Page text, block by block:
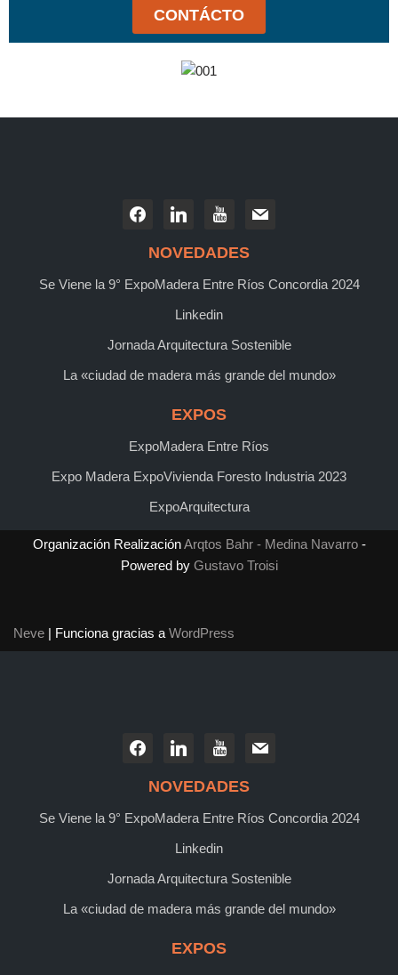
CONTÁCTO
NOVEDADES
Se Viene la 9° ExpoMadera Entre Ríos Concordia 2024
Linkedin
Jornada Arquitectura Sostenible
La «ciudad de madera más grande del mundo»
EXPOS
ExpoMadera Entre Ríos
Expo Madera ExpoVivienda Foresto Industria 2023
ExpoArquitectura
Organización RealizaciónArqtos Bahr - Medina Navarro-
Powered by Gustavo Troisi
Neve | Funciona gracias a WordPress
NOVEDADES
Se Viene la 9° ExpoMadera Entre Ríos Concordia 2024
Linkedin
Jornada Arquitectura Sostenible
La «ciudad de madera más grande del mundo»
EXPOS